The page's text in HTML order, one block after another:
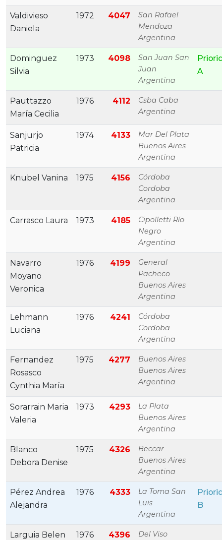
Valdivieso
Daniela
1972 4047
San Rafael
Mendoza
Argentina
Dominguez
Silvia
1973 4098
San Juan San
Juan
Argentina
A
Pauttazzo
María Cecilia
1976 4112
Csba Caba
Argentina
Sanjurjo
Patricia
1974 4133
Mar Del Plata
Buenos Aires
Argentina
Knubel Vanina 1975 4156
Córdoba
Cordoba
Argentina
Carrasco Laura 1973 4185
Cipolletti Río
Negro
Argentina
Navarro
Moyano
Veronica
1976 4199
General
Pacheco
Buenos Aires
Argentina
Lehmann
Luciana
1976 4241
Córdoba
Cordoba
Argentina
Fernandez
Rosasco
Cynthia María
1975 4277
Buenos Aires
Buenos Aires
Argentina
Sorarrain Maria
Valeria
1973 4293
La Plata
Buenos Aires
Argentina
Blanco
Debora Denise
1975 4326
Beccar
Buenos Aires
Argentina
Pérez Andrea
Alejandra
1976 4333
La Toma San
Luis
Argentina
B
Larguia Belen 1976 4396
Del Viso